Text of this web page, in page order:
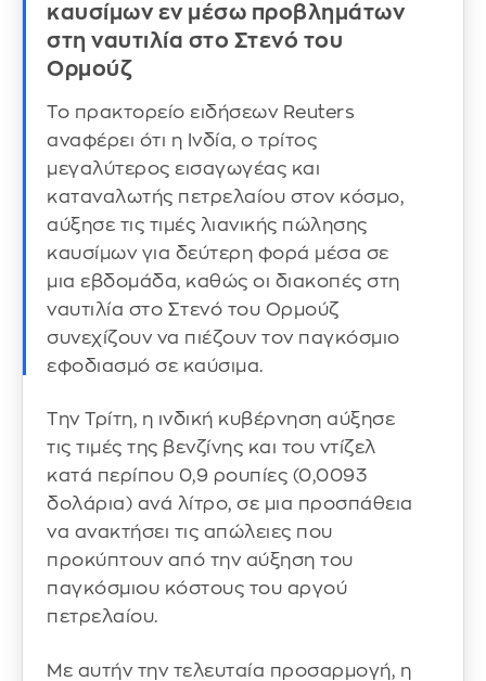
καυσίμων εν μέσω προβλημάτων
στη ναυτιλία στο Στενό του
Ορμούζ
Το πρακτορείο ειδήσεων Reuters
αναφέρει ότι η Ινδία, ο τρίτος
μεγαλύτερος εισαγωγέας και
καταναλωτής πετρελαίου στον κόσμο,
αύξησε τις τιμές λιανικής πώλησης
καυσίμων για δεύτερη φορά μέσα σε
μια εβδομάδα, καθώς οι διακοπές στη
ναυτιλία στο Στενό του Ορμούζ
συνεχίζουν να πιέζουν τον παγκόσμιο
εφοδιασμό σε καύσιμα.
Την Τρίτη, η ινδική κυβέρνηση αύξησε
τις τιμές της βενζίνης και του ντίζελ
κατά περίπου 0,9 ρουπίες (0,0093
δολάρια) ανά λίτρο, σε μια προσπάθεια
να ανακτήσει τις απώλειες που
προκύπτουν από την αύξηση του
παγκόσμιου κόστους του αργού
πετρελαίου.
Με αυτήν την τελευταία προσαρμογή, η